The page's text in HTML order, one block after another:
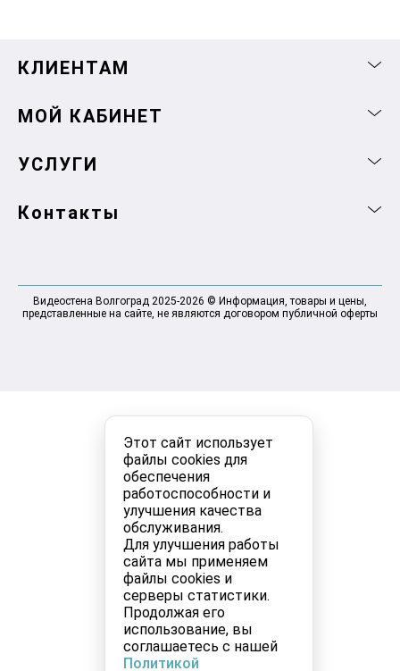
Этот сайт использует
файлы cookies для
обеспечения
работоспособности и
улучшения качества
обслуживания.
Для улучшения работы
сайта мы применяем
файлы cookies и
серверы статистики.
Продолжая его
использование, вы
соглашаетесь с нашей
Политикой
КЛИЕНТАМ
МОЙ КАБИНЕТ
УСЛУГИ
Контакты
Видеостена Волгоград 2025-2026 © Информация, товары и цены,
представленные на сайте, не являются договором публичной оферты